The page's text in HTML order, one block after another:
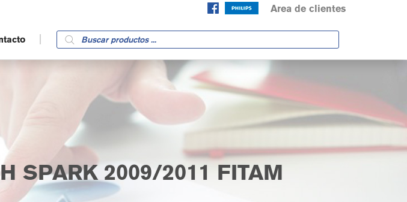
Area de clientes
Products
search
SPARK 2009/2011 FITAM